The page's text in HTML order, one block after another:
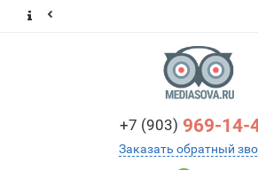
+7 (903) 969-14-
Заказать обратный